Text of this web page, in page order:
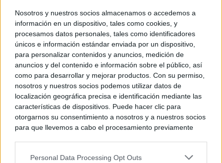
Nosotros y nuestros socios almacenamos o accedemos a
información en un dispositivo, tales como cookies, y
procesamos datos personales, tales como identificadores
únicos e información estándar enviada por un dispositivo,
para personalizar contenidos y anuncios, medición de
anuncios y del contenido e información sobre el público, así
como para desarrollar y mejorar productos. Con su permiso,
nosotros y nuestros socios podemos utilizar datos de
localización geográfica precisa e identificación mediante las
características de dispositivos. Puede hacer clic para
otorgarnos su consentimiento a nosotros y a nuestros socios
para que llevemos a cabo el procesamiento previamente
negar su consentimiento. Tenga en cuenta que algún
Personal Data Processing Opt Outs
España tiene
principales, un
© Kiosko.net Aviso Legal Privacidad y Cookies